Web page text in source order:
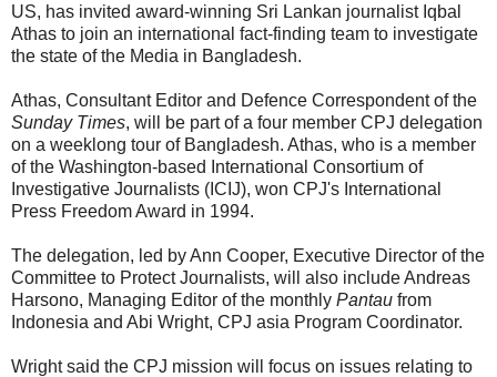
US, has invited award-winning Sri Lankan journalist Iqbal
Athas to join an international fact-finding team to investigate
the state of the Media in Bangladesh.
Athas, Consultant Editor and Defence Correspondent of the
Sunday Times, will be part of a four member CPJ delegation
on a weeklong tour of Bangladesh. Athas, who is a member
of the Washington-based International Consortium of
Investigative Journalists (ICIJ), won CPJ's International
Press Freedom Award in 1994.
The delegation, led by Ann Cooper, Executive Director of the
Committee to Protect Journalists, will also include Andreas
Harsono, Managing Editor of the monthly Pantau from
Indonesia and Abi Wright, CPJ asia Program Coordinator.
Wright said the CPJ mission will focus on issues relating to